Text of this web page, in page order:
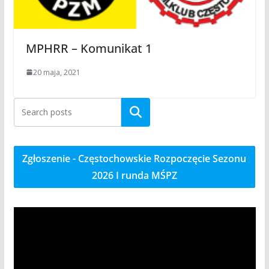
MPHRR – Komunikat 1
20 maja, 2021
Szukaj
Zgłoszenie - Częstochowskie Rozpoczęcie Sezonu
2026 I runda MŚPZ